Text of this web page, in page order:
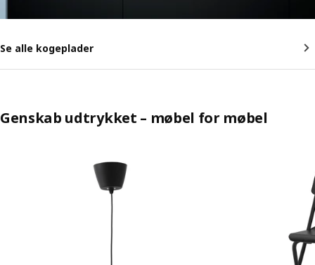
Se alle kogeplader
Genskab udtrykket – møbel for møbel